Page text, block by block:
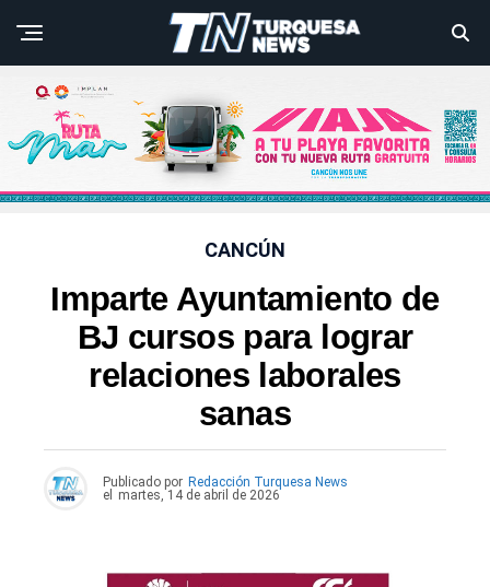
CANCÚN
Imparte Ayuntamiento de
BJ cursos para lograr
relaciones laborales
sanas
Publicado por Redacción Turquesa News
el
martes, 14 de abril de 2026